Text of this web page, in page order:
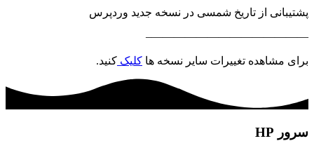
پشتیبانی از تاریخ شمسی در نسخه جدید وردپرس
——————————————–
برای مشاهده تغییرات سایر نسخه ها کلیک کنید.
سرور HP